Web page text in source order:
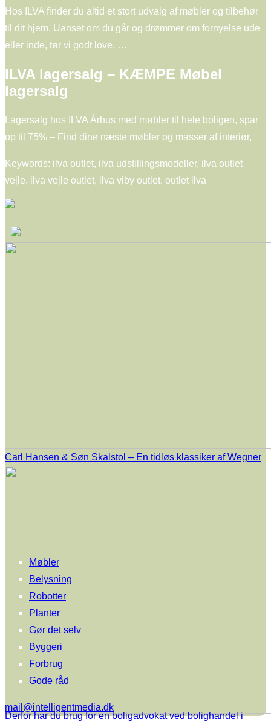
Hos ILVA finder du altid et stort udvalg af møbler og tilbehør
til dit hjem. Uanset om du går og drømmer om fornyelse ude
eller inde, tør vi godt love, …
ILVA lagersalg – KÆMPE Møbel
lagersalg
Lagersalg hos ILVA Århus med møbler til hele boligen, spar
op til 75% – Find dine næste møbler og masser af interiør,
Keywords: ilva outlet, ilva udstillingsmodeller, ilva outlet
vejle, ilva vejle outlet, ilva viby outlet, outlet ilva
Carl Hansen & Søn Skalstol – En tidløs klassiker af Wegner
Derfor har du brug for en boligadvokat ved bolighandel i
Møbler
Belysning
Robotter
Planter
Gør det selv
Byggeri
Forbrug
Gode råd
mail@intelligentmedia.dk